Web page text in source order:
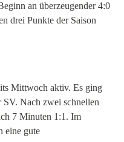
an überzeugender 4:0
drei Punkte der Saison
Mittwoch aktiv. Es ging
SV. Nach zwei schnellen
7 Minuten 1:1. Im
eine gute